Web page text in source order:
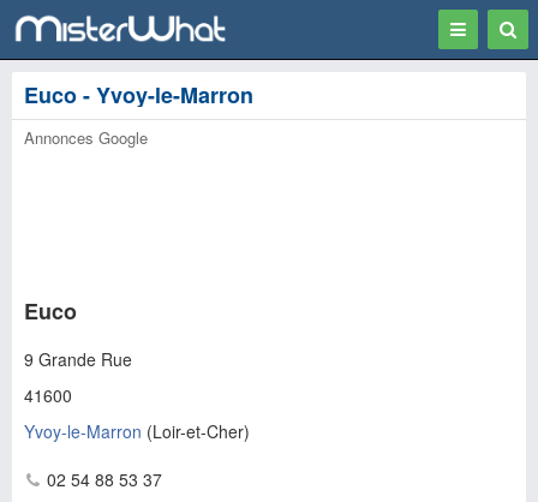
Toggle
Euco - Yvoy-le-Marron
Annonces Google
Euco
9 Grande Rue
41600
Yvoy-le-Marron (Loir-et-Cher)
02 54 88 53 37